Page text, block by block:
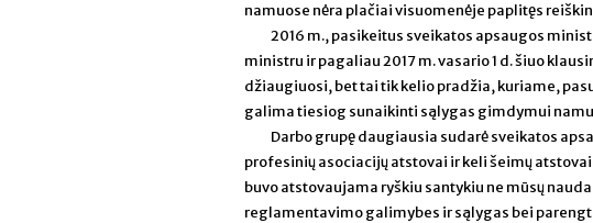
namuose nėra plačiai visuomenėje paplitęs
2016 m., pasikeitus sveikatos apsaugos
ministru ir pagaliau 2017 m. vasario 1 d. šiuo
džiaugiuosi, bet tai tik kelio pradžia, kuriame,
galima tiesiog sunaikinti sąlygas gimdymui
Darbo grupę daugiausia sudarė sveikatos
profesinių asociacijų atstovai ir keli šeimų
buvo atstovaujama ryškiu santykiu ne mūsų
reglamentavimo galimybes ir sąlygas bei